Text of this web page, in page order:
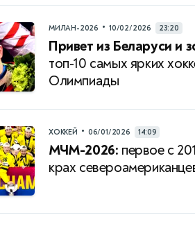
МИЛАН-2026 • 10/02/2026 23:20
Привет из Беларуси и
топ-10 самых ярких
Олимпиады
ХОККЕЙ • 06/01/2026 14:09
МЧМ-2026: первое с
крах